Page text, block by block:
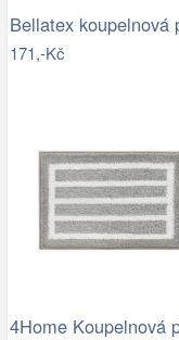
171,-Kč